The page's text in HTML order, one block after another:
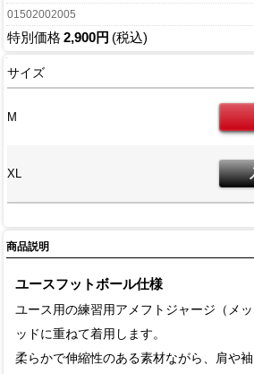
01502002005
特別価格 2,900円 (税込)
サイズ
M
XL
商品説明
ユースフットボール仕様
ユース用の練習用アメフトジャージ（メ
ッドに重ねて着用します。
柔らかで伸縮性のある素材ながら、肩や